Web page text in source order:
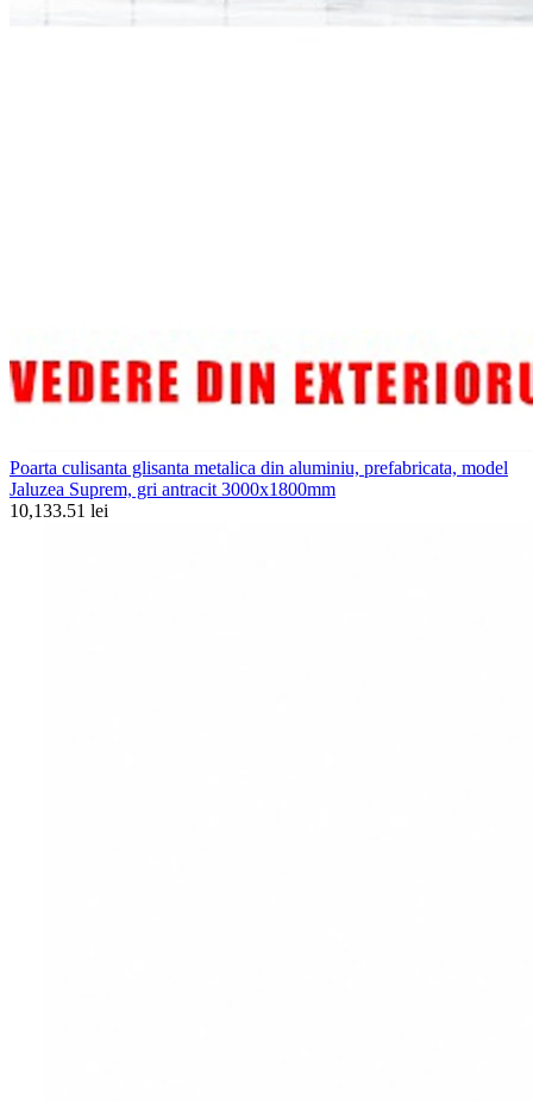
Poarta culisanta glisanta metalica din aluminiu, prefabricata, model
Jaluzea Suprem, gri antracit 3000x1800mm
10,133.51 lei